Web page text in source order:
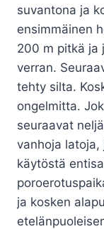
suvantona ja
ensimmäinen
200 m pitkä ja
verran.
tehty silta.
ongelmitta.
seuraavat
vanhoja
käytöstä
ja kosken